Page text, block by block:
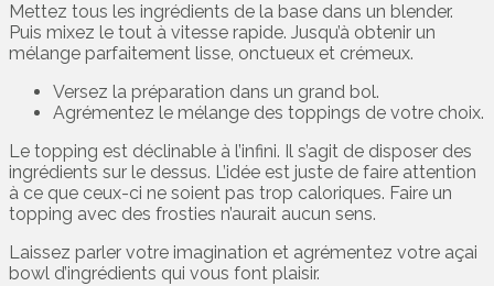
Mettez tous les ingrédients de la base dans un blender.
Puis mixez le tout à vitesse rapide. Jusqu’à obtenir un
mélange parfaitement lisse, onctueux et crémeux.
Versez la préparation dans un grand bol.
Agrémentez le mélange des toppings de votre choix.
Le topping est déclinable à l’infini. Il s’agit de disposer des
ingrédients sur le dessus. L’idée est juste de faire attention
à ce que ceux-ci ne soient pas trop caloriques. Faire un
topping avec des frosties n’aurait aucun sens.
Laissez parler votre imagination et agrémentez votre açai
bowl d’ingrédients qui vous font plaisir.